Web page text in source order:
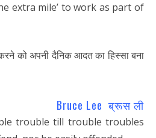
extra mile’ to work as part of
को अपनी दैनिक आदत का हिस्सा बना
Bruce Lee ब्रूस ली
trouble till trouble troubles